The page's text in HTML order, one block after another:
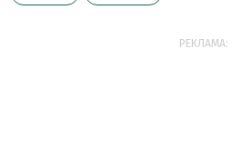
РЕКЛАМА: